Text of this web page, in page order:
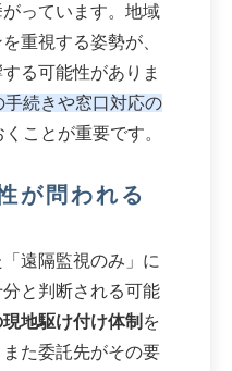
っています。地域
重視する姿勢が、
る可能性がありま
手続きや窓口対応の
ことが重要です。
が問われる
遠隔監視のみ」に
と判断される可能
地駆け付け体制 を
た委託先がその要